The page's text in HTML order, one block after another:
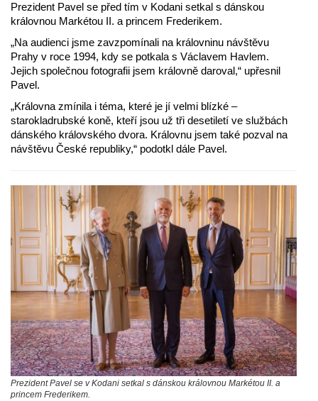
Prezident Pavel se před tím v Kodani setkal s dánskou
královnou Markétou II. a princem Frederikem.
„Na audienci jsme zavzpomínali na královninu návštěvu
Prahy v roce 1994, kdy se potkala s Václavem Havlem.
Jejich společnou fotografii jsem královně daroval,“ upřesnil
Pavel.
„Královna zmínila i téma, které je jí velmi blízké –
starokladrubské koně, kteří jsou už tři desetiletí ve službách
dánského královského dvora. Královnu jsem také pozval na
návštěvu České republiky,“ podotkl dále Pavel.
Prezident Pavel se v Kodani setkal s dánskou královnou Markétou II. a
princem Frederikem.